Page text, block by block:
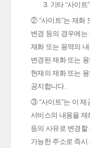
3. 기타 “사이트
② “사이트”는 재화
변경 등의 경우에
재화 또는 용역의
변경된 재화 또는
현재의 재화 또는
공지합니다.
③ “사이트”는 이 제
서비스의 내용을 재
등의 사유로 변경
가능한 주소로 즉시